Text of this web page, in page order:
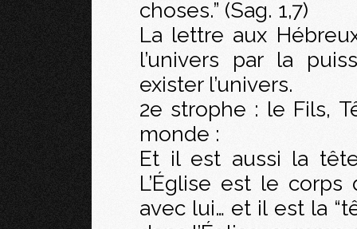
choses.” (Sag. 1,7)
La lettre aux
l’univers par la
exister l’univers.
2e strophe : le Fils,
monde :
Et il est aussi la
L’Église est le
avec lui… et il est la